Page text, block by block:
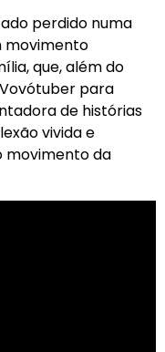
perdido numa
movimento
que, além do
para
de histórias
vivida e
movimento da